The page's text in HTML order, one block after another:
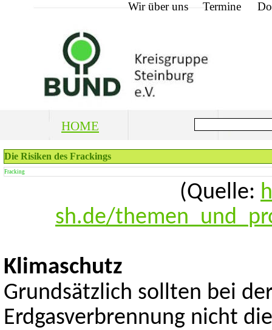
HOME
Termine
Wir über uns
Die Risiken des Frackings
Fracking
(Quelle:
sh.de/
Klimaschutz
Grundsätzlich sollten bei
Erdgasverbrennung nicht